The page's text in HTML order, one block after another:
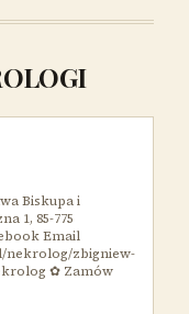
Biskupa i
1, 85-775
Email
nekrolog/zbigniew-
✿ Zamów